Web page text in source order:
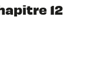
12